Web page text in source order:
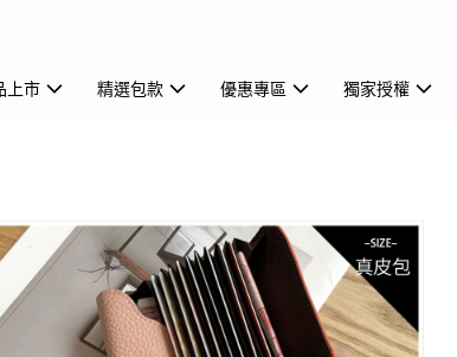
上市 精選包款 優惠專區 獨家授權